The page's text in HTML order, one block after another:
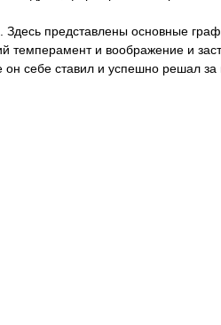
представлены основные
темперамент и воображение и
он себе ставил и успешно решал